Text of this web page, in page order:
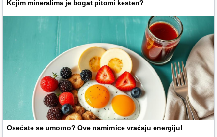
Kojim mineralima je bogat pitomi kesten?
Osećate se umorno? Ove namirnice vraćaju energiju!